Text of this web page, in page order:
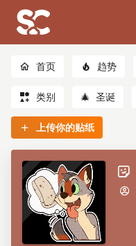
首页 趋势
类别 🎄 圣诞
上传你的贴纸